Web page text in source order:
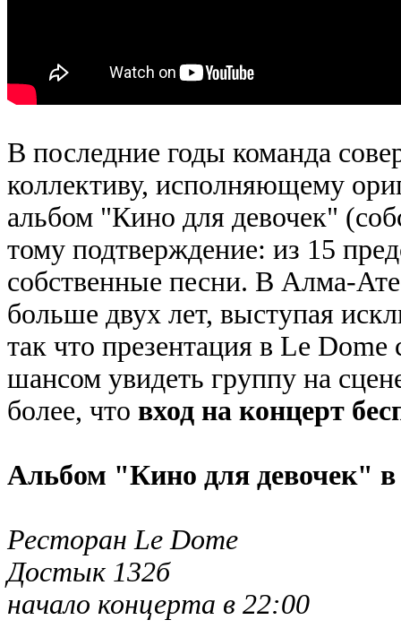
В последние годы команда
коллективу, исполняющему
альбом "Кино для девочек"
тому подтверждение: из 15
собственные песни. В Алма-
больше двух лет, выступая
так что презентация в Le
шансом увидеть группу на
более, что вход на концерт
Альбом "Кино для девочек"
Ресторан Le Dome
Достык 132б
начало концерта в 22:00